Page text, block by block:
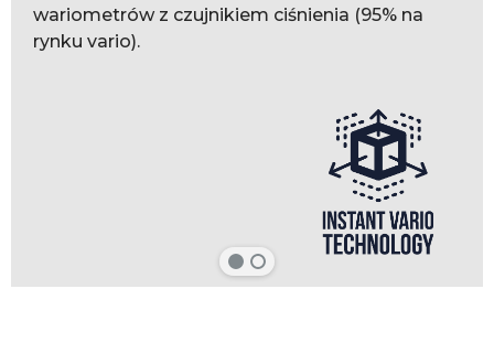
wariometrów z czujnikiem ciśnienia (95% na
rynku vario).